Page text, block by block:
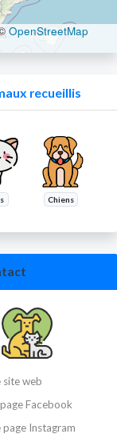
OpenStreetMap
recueillis
Chiens
web
Facebook
Instagram